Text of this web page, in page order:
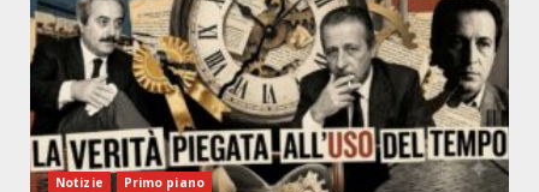
Notizie Primo piano